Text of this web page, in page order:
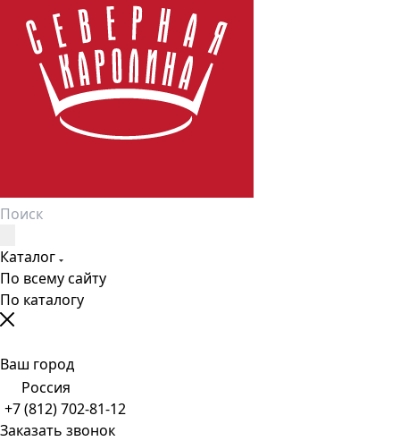
Каталог
По всему сайту
По каталогу
Ваш город
Россия
+7 (812) 702-81-12
Заказать звонок